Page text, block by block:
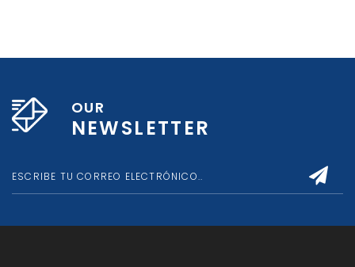
OUR
NEWSLETTER